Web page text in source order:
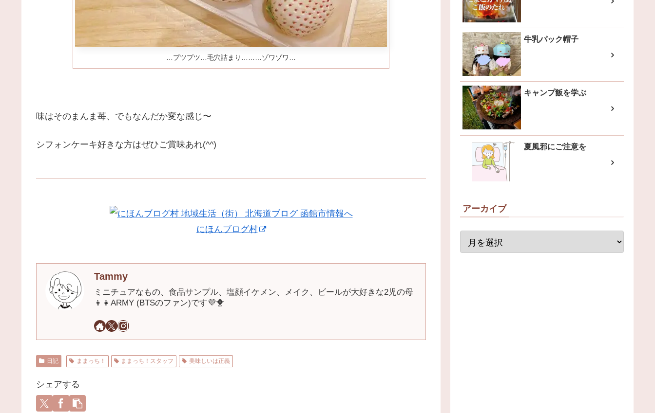
…プツプツ…毛穴詰まり………ゾワゾワ…
味はそのまんま苺、でもなんだか変な感じ〜
シフォンケーキ好きな方はぜひご賞味あれ(^^)
にほんブログ村
Tammy
ミニチュアなもの、食品サンプル、塩顔イケメン、メイク、ビールが大好きな2児の母
👦👧ARMY (BTSのファン)です💜🐥
日記 ままっち！ ままっち！スタッフ 美味しいは正義
シェアする
牛乳パック帽子
キャンプ飯を学ぶ
夏風邪にご注意を
アーカイブ